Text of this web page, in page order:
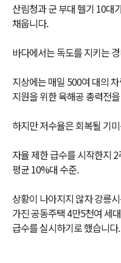
산림청과 군 부대 헬기 10대
채웁니다.
바다에서는 독도를 지키는
지상에는 매일 500여 대의
지원을 위한 육해공 총력전
하지만 저수율은 회복될 기
자율 제한 급수를 시작한지
평균 10%대 수준.
상황이 나아지지 않자 강릉
가진 공동주택 4만5천여 세
급수를 실시하기로 했습니다.